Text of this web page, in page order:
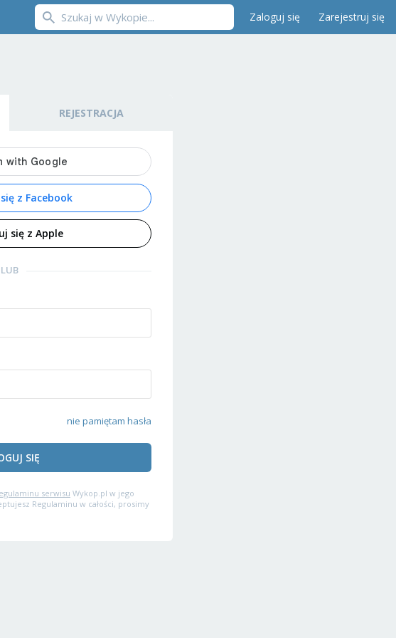
Zaloguj się Zarejestruj się
REJESTRACJA
z Facebook
się z Apple
LUB
nie pamiętam hasła
SIĘ
serwisu Wykop.pl w jego
Regulaminu w całości, prosimy